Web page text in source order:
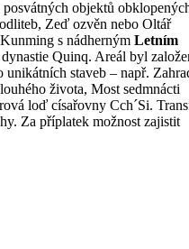
objektů
Zeď ozvěn nebo Oltář
s nádherným Letním
Quinq. Areál byl
unikátních staveb – např.
života, Most sedmnácti
loď císařovny Cch´Si.
Za příplatek možnost zajistit